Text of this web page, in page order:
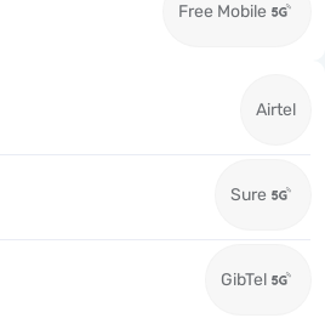
Free Mobile
Airtel
Sure
GibTel